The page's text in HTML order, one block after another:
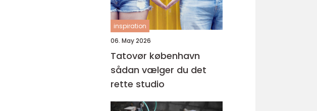
inspiration
06. May 2026
Tatovør københavn
sådan vælger du det
rette studio